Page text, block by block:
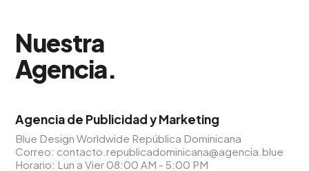
Nuestra
Agencia.
Agencia de Publicidad y Marketing
Blue Design Worldwide República Dominicana
Correo: contacto.republicadominicana@agencia.blue
Horario: Lun a Vier 08:00 AM - 5:00 PM